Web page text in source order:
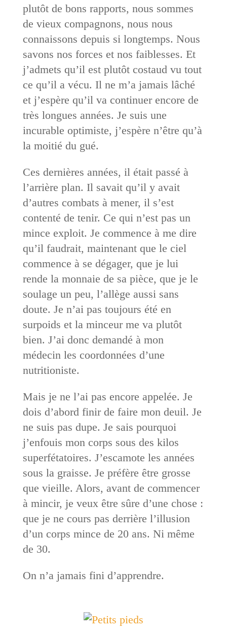
plutôt de bons rapports, nous sommes
de vieux compagnons, nous nous
connaissons depuis si longtemps. Nous
savons nos forces et nos faiblesses. Et
j’admets qu’il est plutôt costaud vu tout
ce qu’il a vécu. Il ne m’a jamais lâché
et j’espère qu’il va continuer encore de
très longues années. Je suis une
incurable optimiste, j’espère n’être qu’à
la moitié du gué.
Ces dernières années, il était passé à
l’arrière plan. Il savait qu’il y avait
d’autres combats à mener, il s’est
contenté de tenir. Ce qui n’est pas un
mince exploit. Je commence à me dire
qu’il faudrait, maintenant que le ciel
commence à se dégager, que je lui
rende la monnaie de sa pièce, que je le
soulage un peu, l’allège aussi sans
doute. Je n’ai pas toujours été en
surpoids et la minceur me va plutôt
bien. J’ai donc demandé à mon
médecin les coordonnées d’une
nutritioniste.
Mais je ne l’ai pas encore appelée. Je
dois d’abord finir de faire mon deuil. Je
ne suis pas dupe. Je sais pourquoi
j’enfouis mon corps sous des kilos
superfétatoires. J’escamote les années
sous la graisse. Je préfère être grosse
que vieille. Alors, avant de commencer
à mincir, je veux être sûre d’une chose :
que je ne cours pas derrière l’illusion
d’un corps mince de 20 ans. Ni même
de 30.
On n’a jamais fini d’apprendre.